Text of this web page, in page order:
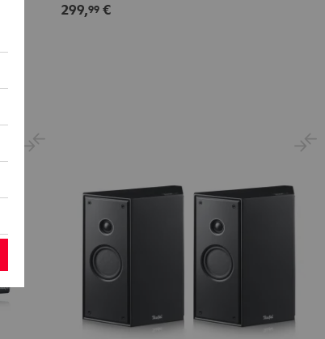
299,99 €